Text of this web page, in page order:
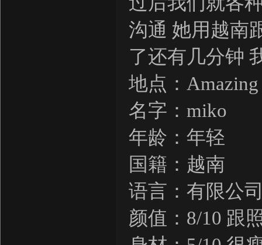
沟通 她用越南
了还有几分钟
地点：Amazing
名字：miko
年龄：年轻
国籍：越南
语言：有限公
颜值：8/10 跟